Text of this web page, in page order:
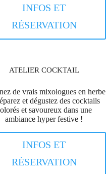
INFOS ET
RÉSERVATION
ATELIER COCKTAIL
de vrais mixologues en herbe
et dégustez des cocktails
et savoureux dans une
ambiance hyper festive !
INFOS ET
RÉSERVATION